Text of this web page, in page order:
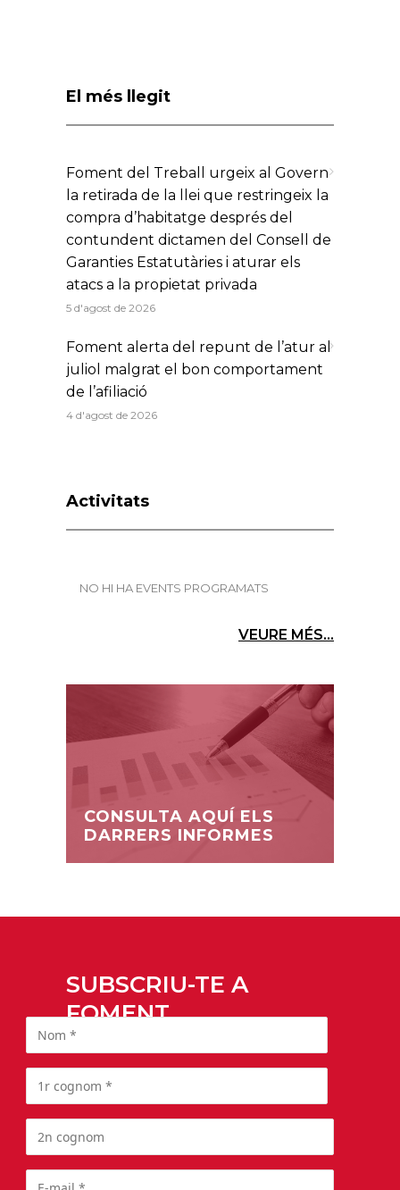
El més llegit
Foment del Treball urgeix al Govern
la retirada de la llei que restringeix la
compra d’habitatge després del
contundent dictamen del Consell de
Garanties Estatutàries i aturar els
atacs a la propietat privada
5 d'agost de 2026
Foment alerta del repunt de l’atur al
juliol malgrat el bon comportament
de l’afiliació
4 d'agost de 2026
Activitats
NO HI HA EVENTS PROGRAMATS
VEURE MÉS...
CONSULTA AQUÍ ELS
DARRERS INFORMES
SUBSCRIU-TE A
FOMENT